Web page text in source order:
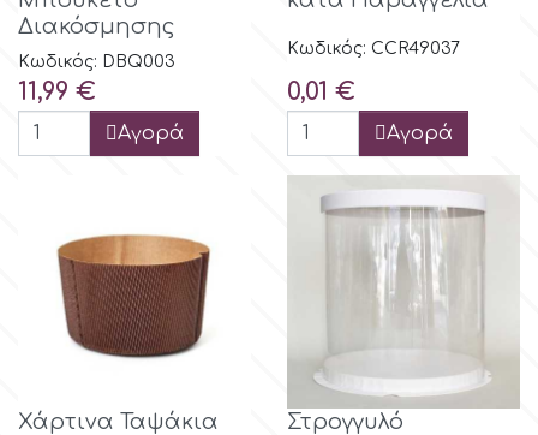
Silverwood
Spectrum Flow
SSNT
Stamperia
Διακόσμησης
Κωδικός: DBQ003
Τιμή
11,99 €
Αγορά
Κωδικός: CCR49037
Τιμή
0,01 €
Αγορά
Χάρτινα Ταψάκια
Στρογγυλό